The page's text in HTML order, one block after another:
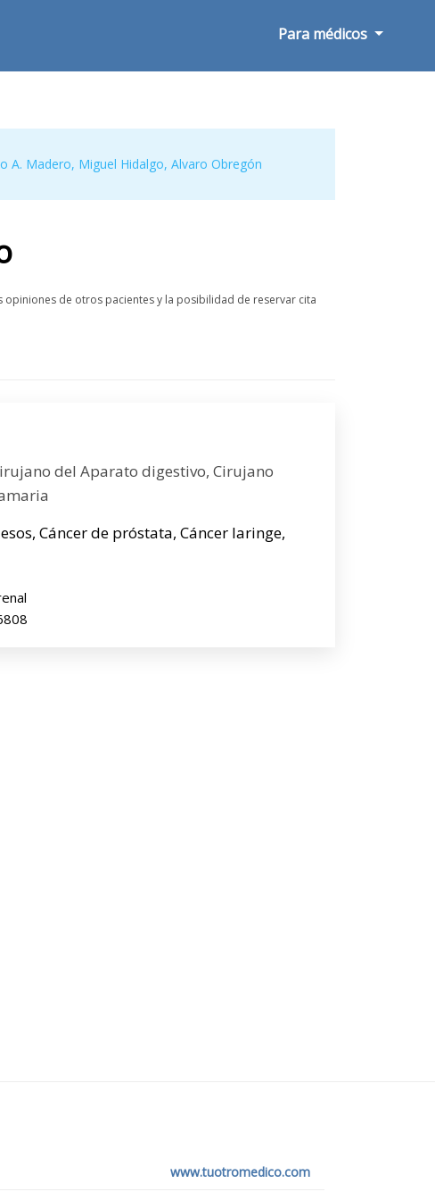
Para médicos
A. Madero, Miguel Hidalgo,Alvaro Obregón
de otros pacientes y la posibilidad de reservar cita
del Aparato digestivo, Cirujano
Cáncer de próstata, Cáncer laringe,
www.tuotromedico.com